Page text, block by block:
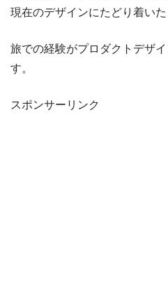
現在のデザインにたどり着いた
旅での経験がプロダクトデザ
す。
スポンサーリンク